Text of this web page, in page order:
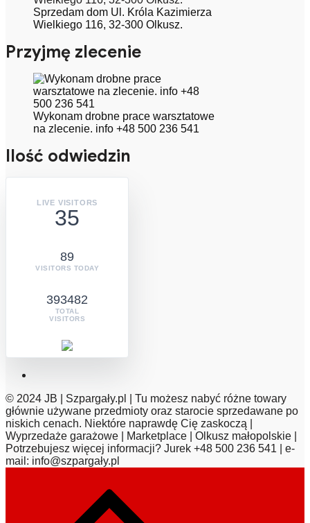
Sprzedam dom Ul. Króla Kazimierza
Wielkiego 116, 32-300 Olkusz.
Przyjmę zlecenie
Wykonam drobne prace warsztatowe
na zlecenie. info +48 500 236 541
Ilość odwiedzin
LIVE VISITORS
35
89
VISITORS TODAY
393482
TOTAL
VISITORS
© 2024 JB | Szpargały.pl | Tu możesz nabyć różne towary
głównie używane przedmioty oraz starocie sprzedawane po
niskich cenach. Niektóre naprawdę Cię zaskoczą |
Wyprzedaże garażowe | Marketplace | Olkusz małopolskie |
Potrzebujesz więcej informacji? Jurek +48 500 236 541 | e-
mail: info@szpargały.pl